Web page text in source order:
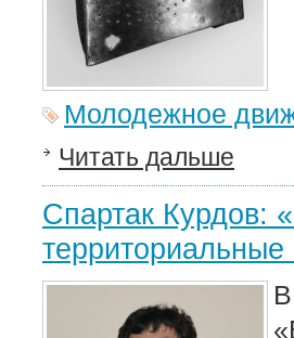
Молодежное
Читать дальше
Спартак Курдов:
территориальные